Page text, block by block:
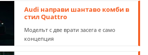
Audi направи шантаво комби в
стил Quattro
Моделът с две врати засега е само
концепция